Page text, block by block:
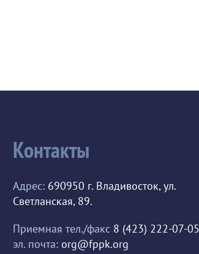
Контакты
Адрес:690950 г. Владивосток, ул.
Светланская, 89.
Приемная тел./факс8 (423) 222-07-05
эл. почта:org@fppk.org